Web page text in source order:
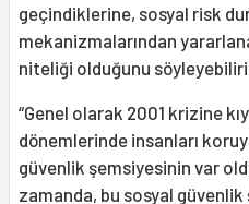
geçindiklerine, sosyal risk
mekanizmalarından
niteliği olduğunu
“Genel olarak 2001 krizine
dönemlerinde insanları
güvenlik şemsiyesinin var
zamanda, bu sosyal güvenlik